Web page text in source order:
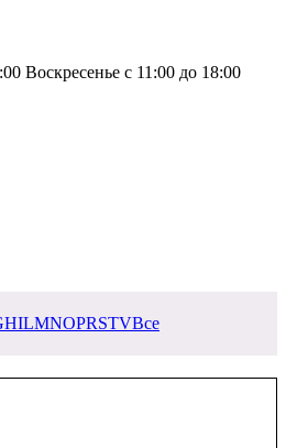
Воскресенье с 11:00 до 18:00
HILMNOPRSTVВсе